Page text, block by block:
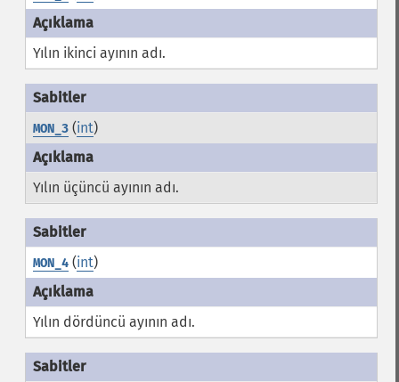
Yılın ikinci ayının adı.
MON_3(int)
Yılın üçüncü ayının adı.
MON_4(int)
Yılın dördüncü ayının adı.